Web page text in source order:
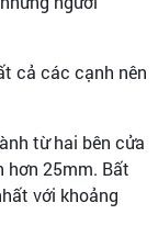
cả các cạnh nên
từ hai bên cửa
hơn 25mm. Bất
với khoảng